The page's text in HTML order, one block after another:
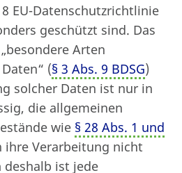
EU-Datenschutzrichtlinie
geschützt sind. Das
Arten
(§ 3 Abs. 9 BDSG)
solcher Daten ist nur in
die allgemeinen
wie § 28 Abs. 1 und
ihre Verarbeitung nicht
deshalb ist jede